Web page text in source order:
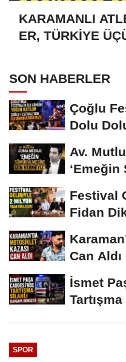
KARAMANLI
ER, TÜRKİYE
SON HABERLER
Çoğlu
Dolu
Av.
Festival
Fidan
Can Aldı
İsmet
SPOR